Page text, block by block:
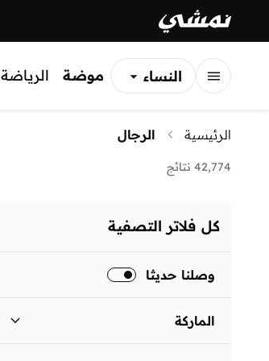
النساء
الأطفال
موضة الرياضة
الرئيسية الرجال
42,774 نتائج
كل فلاتر التصفية
وصلنا حديثا
الماركة